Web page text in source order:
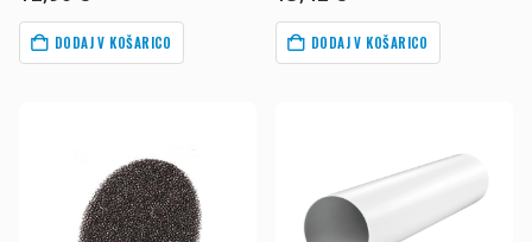
DODAJ V KOŠARICO DODAJ V KOŠARICO